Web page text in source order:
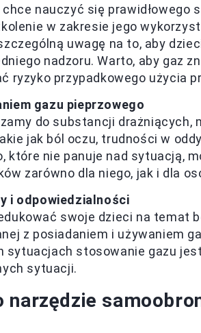
nauczyć się prawidłowego
w zakresie jego
uwagę na to, aby
nadzoru. Warto, aby gaz
ryzyko przypadkowego użycia
gazu pieprzowego
do substancji drażniących,
jak ból oczu, trudności w
które nie panuje nad sytuacją,
zarówno dla niego, jak i dla
i odpowiedzialności
swoje dzieci na temat
z posiadaniem i używaniem
sytuacjach stosowanie gazu
sytuacji.
narzędzie